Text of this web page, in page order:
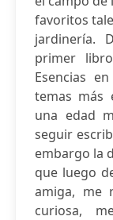
favoritos
jardinería.
primer
Esencias
temas más
una edad
seguir
embargo la
que luego
amiga, me
curiosa,